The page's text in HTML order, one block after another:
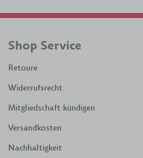
Shop Service
Retoure
Widerrufsrecht
Mitgliedschaft kündigen
Versandkosten
Nachhaltigkeit